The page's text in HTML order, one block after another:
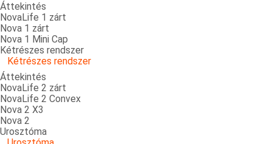
Áttekintés
NovaLife 1 zárt
Nova 1 zárt
Nova 1 Mini Cap
Kétrészes rendszer
Kétrészes rendszer
Áttekintés
NovaLife 2 zárt
NovaLife 2 Convex
Nova 2 X3
Nova 2
Urosztóma